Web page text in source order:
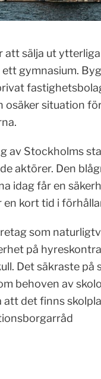
att sälja ut
gymnasium.
osäker situation
av Stockholms
aktörer. Den
idag får en
kort tid i
som
på
Det säkraste
behoven av
det finns